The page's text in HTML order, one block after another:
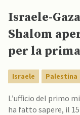
Israele-
Shalom
per la
Israele Palestina
L’ufficio del primo
ha fatto sapere, il